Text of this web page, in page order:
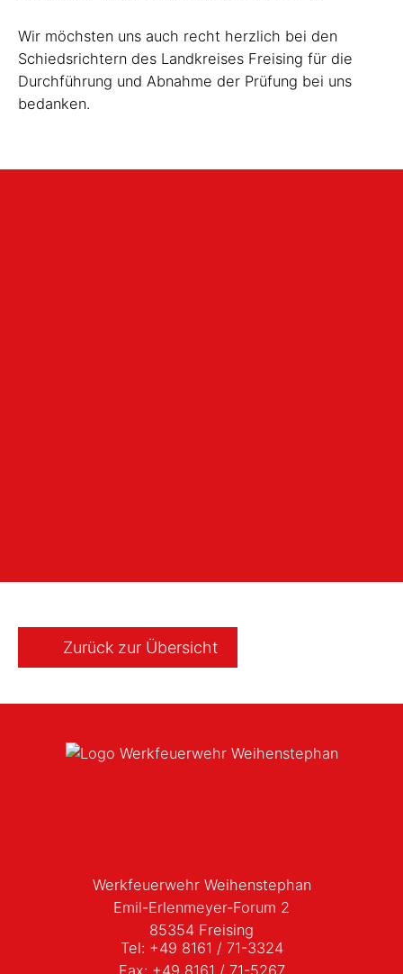
Wir möchsten uns auch recht herzlich bei den
Schiedsrichtern des Landkreises Freising für die
Durchführung und Abnahme der Prüfung bei uns
bedanken.
Zurück zur Übersicht
Werkfeuerwehr Weihenstephan
Emil-Erlenmeyer-Forum 2
85354 Freising
Tel: +49 8161 / 71-3324